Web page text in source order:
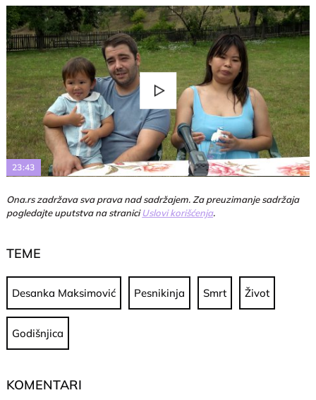
Play
Video
23:43
Ona.rs zadržava sva prava nad sadržajem. Za preuzimanje sadržaja
pogledajte uputstva na straniciUslovi korišćenja.
TEME
Desanka Maksimović Pesnikinja Smrt Život
Godišnjica
KOMENTARI